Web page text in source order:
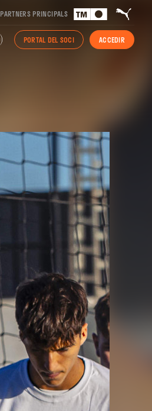
PARTNERS PRINCIPALS
PORTAL DEL SOCI ACCEDIR